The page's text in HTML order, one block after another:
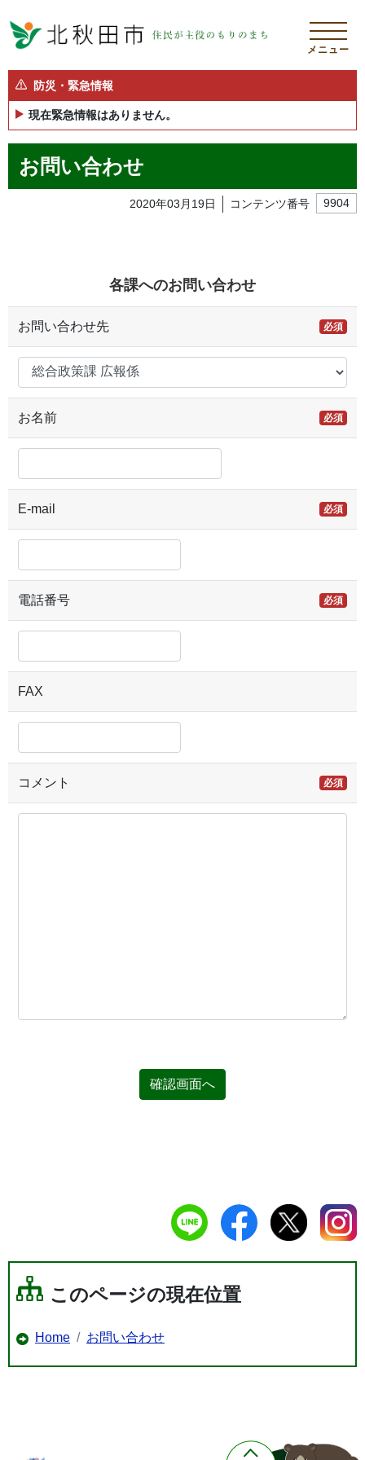
メニュー
防災・緊急情報
現在緊急情報はありません。
お問い合わせ
2020年03月19日 コンテンツ番号 9904
各課へのお問い合わせ
お問い合わせ先 必須
お名前 必須
E-mail 必須
電話番号 必須
FAX
コメント 必須
確認画面へ
このページの現在位置
Home お問い合わせ